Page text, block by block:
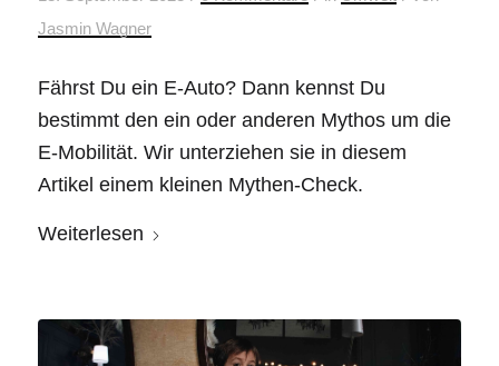
Jasmin Wagner
Fährst Du ein E-Auto? Dann kennst Du
bestimmt den ein oder anderen Mythos um die
E-Mobilität. Wir unterziehen sie in diesem
Artikel einem kleinen Mythen-Check.
Weiterlesen